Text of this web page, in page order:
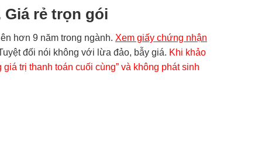
này tuy có thể thông tắc tức thời nhưng lại có tính
ngắn, hệ thống thoát nước bị xuống cấp nghiêm trọng,
đối tượng này có thể sử dụng thái độ khó chịu,
Đây là một chiêu thức khai thác tâm lý khách
rẻ trọn gói
hơn 9 năm trong ngành. Xem giấy chứng nhận
đối nói không với lừa đảo, bẫy giá. Khi khảo
trị thanh toán cuối cùng” và không phát sinh